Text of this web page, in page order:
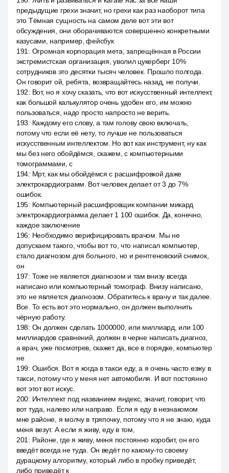
предыдущие грехи значит, но грехи как раз наоборот типа
это Тёмная сущность на самом деле вот эти вот
обсуждения, они оборачиваются совершенно конкретными
казусами, например, фейсбук
191 : Огромная корпорация мета, запрещённая в России
экстремистская организация, уволил цукерберг 10%
сотрудников это десятки тысяч человек. Прошло полгода.
Он говорит ой, ребята, возвращайтесь назад, не получи.
192: Вот, но я хочу сказать, что вот искусственный интеллект,
как большой калькулятор очень удобен его, им можно
пользоваться, надо просто напросто не верить.
193: Каждому его слову, а там голову свою включать,
потому что если её нету, то лучше не пользоваться
искусственным интеллектом. Но вот как инструмент, ну как
мы без него обойдёмся, скажем, с компьютерными
томограммами, с
194: Мрт, как мы обойдёмся с расшифровкой даже
электрокардиограмм. Вот человек делает от 3 до 7%
ошибок.
195: Компьютерный расшифровщик компании микард
электрокардиограмма делает 1 100 ошибок. Да, конечно,
каждое заключение
196: Необходимо верифицировать врачом. Мы не
допускаем такого, чтобы вот то, что написал компьютер,
стало диагнозом для больного, но и рентгеновский снимок,
он
197: Тоже не является диагнозом и там внизу всегда
написано или компьютерный томограф. Внизу написано,
это не является диагнозом. Обратитесь к врачу и так далее.
Все. То есть вот это нормально, он должен выполнить
чёрную работу.
198: Он должен сделать 1000000, или миллиард, или 100
миллиардов сравнений, должен в черне написать диагноз,
а врач, уже посмотрев, скажет да, все в порядке, компьютер
не
199: Ошибся. Вот я когда в такси еду, а я очень часто езжу в
такси, потому что у меня нет автомобиля. И вот постоянно
вот этот вот искус.
200: Интеллект под названием яндекс, значит, говорит, что
вот туда, налево или направо. Если я еду в незнакомом
мне районе, я молчу в тряпочку, потому что я не знаю, куда
меня везут. А если я живу, еду в том,
201 : Районе, где я живу, меня постоянно коробит, он его
введёт всегда не туда. Он ведёт по какому-то своему
дурацкому алгоритму, который либо в пробку приведёт,
либо приведёт к